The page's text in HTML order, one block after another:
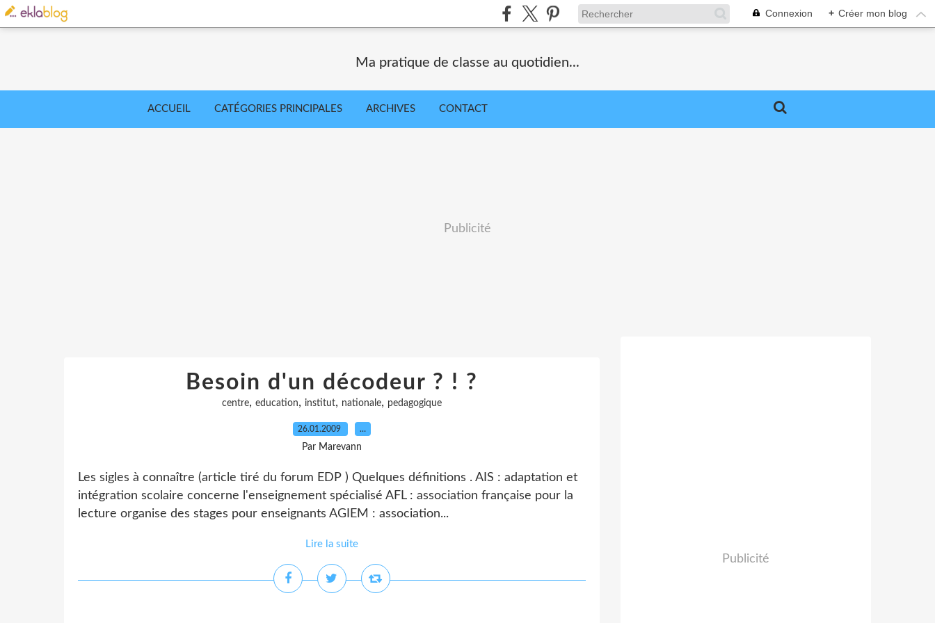
Connexion + Créer mon blog
Ma pratique de classe au quotidien...
ACCUEIL CATÉGORIES PRINCIPALES ARCHIVES CONTACT
Publicité
Besoin d'un décodeur ? ! ?
centre, education, institut, nationale, pedagogique
26.01.2009 …
Par Marevann
Les sigles à connaître (article tiré du forum EDP ) Quelques définitions . AIS : adaptation et
intégration scolaire concerne l'enseignement spécialisé AFL : association française pour la
lecture organise des stages pour enseignants AGIEM : association...
Lire la suite
Publicité